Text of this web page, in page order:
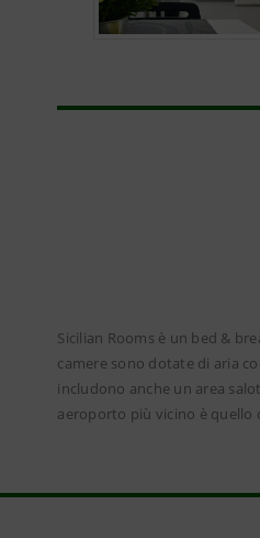
Sicilian Rooms è un bed &
camere sono dotate di aria
includono anche un area
aeroporto più vicino è quello